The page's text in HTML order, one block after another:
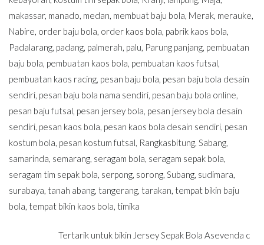
makassar, manado, medan, membuat baju bola, Merak, merauke,
Nabire, order baju bola, order kaos bola, pabrik kaos bola,
Padalarang, padang, palmerah, palu, Parung panjang, pembuatan
baju bola, pembuatan kaos bola, pembuatan kaos futsal,
pembuatan kaos racing, pesan baju bola, pesan baju bola desain
sendiri, pesan baju bola nama sendiri, pesan baju bola online,
pesan baju futsal, pesan jersey bola, pesan jersey bola desain
sendiri, pesan kaos bola, pesan kaos bola desain sendiri, pesan
kostum bola, pesan kostum futsal, Rangkasbitung, Sabang,
samarinda, semarang, seragam bola, seragam sepak bola,
seragam tim sepak bola, serpong, sorong, Subang, sudimara,
surabaya, tanah abang, tangerang, tarakan, tempat bikin baju
bola, tempat bikin kaos bola, timika
Tertarik untuk bikin Jersey Sepak Bola Asevenda c